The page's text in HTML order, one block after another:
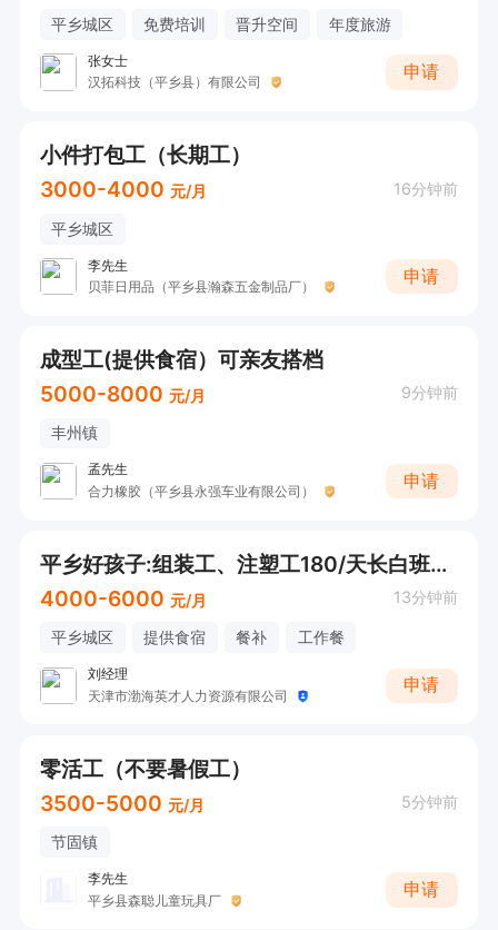
平乡城区 免费培训 晋升空间 年度旅游
张女士
汉拓科技（平乡县）有限公司
申请
小件打包工（长期工）
3000-4000 元/月 16分钟前
平乡城区
李先生
贝菲日用品（平乡县瀚森五金制品厂）
申请
成型工(提供食宿）可亲友搭档
5000-8000 元/月 9分钟前
丰州镇
孟先生
合力橡胶（平乡县永强车业有限公司）
申请
平乡好孩子:组装工、注塑工180/天长白班包吃住
4000-6000 元/月 13分钟前
平乡城区 提供食宿 餐补 工作餐
刘经理
天津市渤海英才人力资源有限公司
申请
零活工（不要暑假工）
3500-5000 元/月 5分钟前
节固镇
李先生
平乡县森聪儿童玩具厂
申请